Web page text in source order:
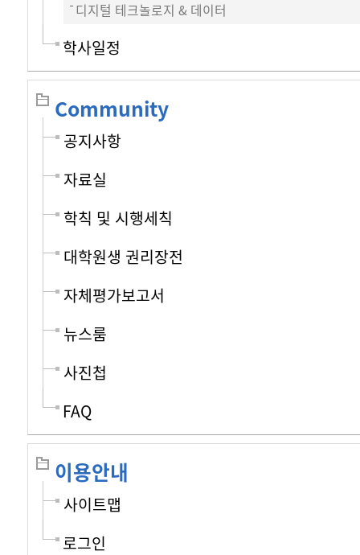
디지털 테크놀로지 & 데이터
학사일정
Community
공지사항
자료실
학칙 및 시행세칙
대학원생 권리장전
자체평가보고서
뉴스룸
사진첩
FAQ
이용안내
사이트맵
로그인